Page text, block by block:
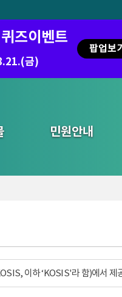
즈이벤트
금)
팝업보기
민원안내
통합검색
이하 ‘KOSIS'라 함)에서